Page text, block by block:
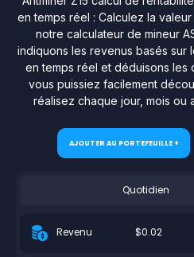
en temps réel : Calculez la
notre calculateur de mineur
indiquons les revenus basés sur
en temps réel et déduisons
vous puissiez facilement
réalisez chaque jour, mois ou
AJOUTER AU PORTEFEUILLE +
Quotidien
Revenu $0.02